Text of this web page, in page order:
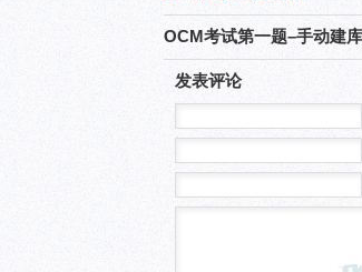
OCM考试第一题–手动建
发表评论